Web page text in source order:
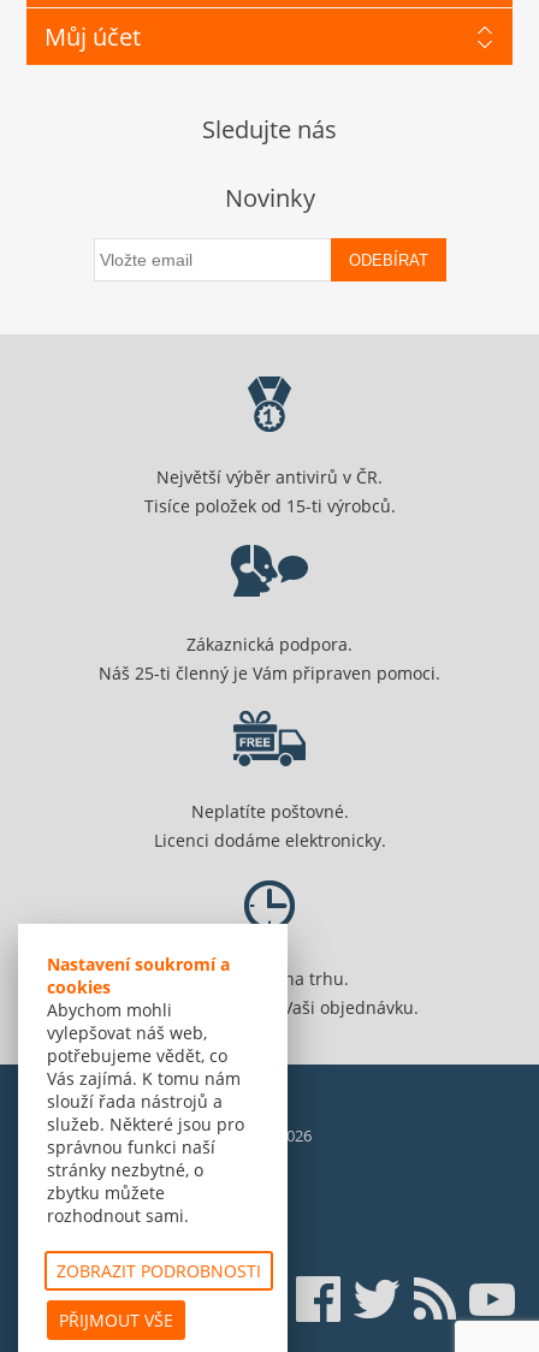
Nastavení soukromí a
cookies
Abychom mohli
vylepšovat náš web,
potřebujeme vědět, co
Vás zajímá. K tomu nám
slouží řada nástrojů a
služeb. Některé jsou pro
správnou funkci naší
stránky nezbytné, o
zbytku můžete
rozhodnout sami.
ZOBRAZIT PODROBNOSTI
PŘIJMOUT VŠE
Můj účet
Sledujte nás
Novinky
ODEBÍRAT
Největší výběr antivirů v ČR.
Tisíce položek od 15-ti výrobců.
Zákaznická podpora.
Náš 25-ti členný je Vám připraven pomoci.
Neplatíte poštovné.
Licenci dodáme elektronicky.
Jsme 20 let na trhu.
Spolehlivě vyřídíme Vaši objednávku.
© Amenit Software Solutions, 1998 - 2026
Powered bynopCommerce